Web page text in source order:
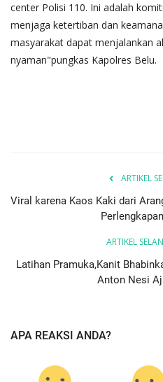
center Polisi 110. Ini adalah
menjaga ketertiban dan
masyarakat dapat menjalankan
nyaman"pungkas Kapolres Belu.
ARTIKEL
Viral karena Kaos Kaki dari
ARTIKEL
Latihan Pramuka,Kanit
Anton Nesi
APA REAKSI ANDA?